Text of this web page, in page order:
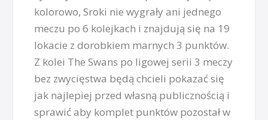
kolorowo, Sroki nie wygrały ani jednego
meczu po 6 kolejkach i znajdują się na 19
lokacie z dorobkiem marnych 3 punktów.
Z kolei The Swans po ligowej serii 3 meczy
bez zwycięstwa będą chcieli pokazać się
jak najlepiej przed własną publicznością i
sprawić aby komplet punktów pozostał w